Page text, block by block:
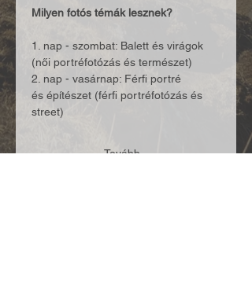
Milyen fotós témák lesznek?
1. nap - szombat: Balett és virágok
(női portréfotózás és természet)
2. nap - vasárnap: Férfi portré
és építészet (férfi portréfotózás és
street)
Tovább...